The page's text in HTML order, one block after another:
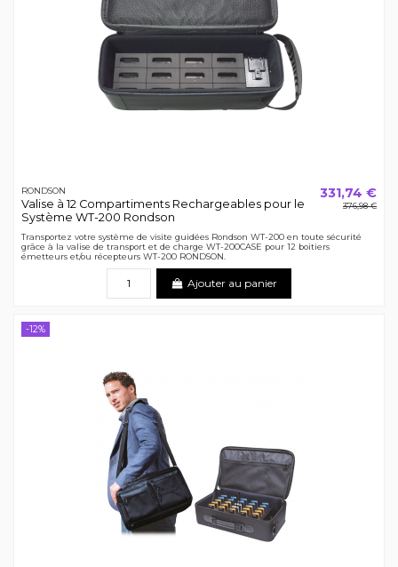
RONDSON
Valise à 12 Compartiments Rechargeables pour le
Système WT-200 Rondson
331,74 €
376,98 €
Transportez votre système de visite guidées Rondson WT-200 en toute sécurité
grâce à la valise de transport et de charge WT-200CASE pour 12 boitiers
émetteurs et/ou récepteurs WT-200 RONDSON.
Ajouter au panier
-12%